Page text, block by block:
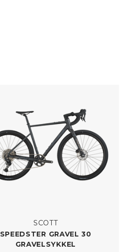
SCOTT
SPEEDSTER GRAVEL 30
GRAVELSYKKEL